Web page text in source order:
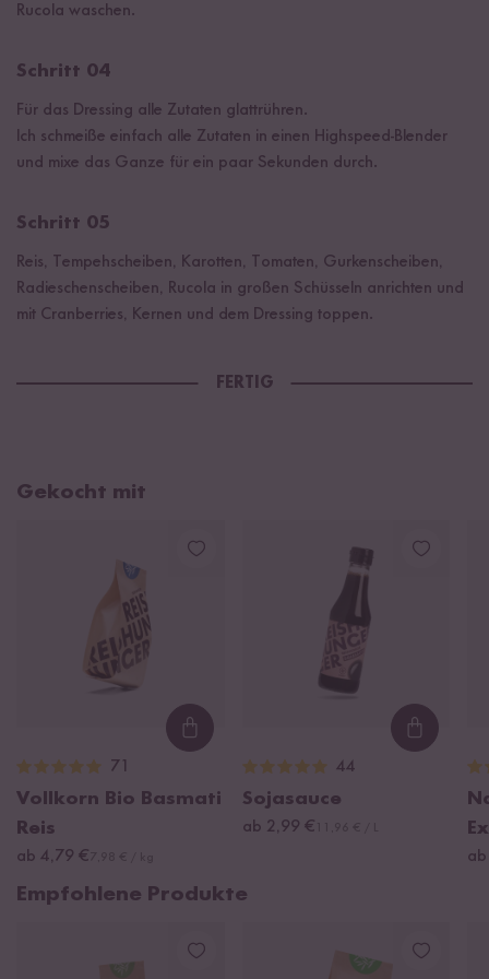
Rucola waschen.
Schritt 04
Für das Dressing alle Zutaten glattrühren.
Ich schmeiße einfach alle Zutaten in einen Highspeed-Blender
und mixe das Ganze für ein paar Sekunden durch.
Schritt 05
Reis, Tempehscheiben, Karotten, Tomaten, Gurkenscheiben,
Radieschenscheiben, Rucola in großen Schüsseln anrichten und
mit Cranberries, Kernen und dem Dressing toppen.
FERTIG
Gekocht mit
Loading...
71
Vollkorn Bio Basmati
Reis
ab 4,79 €
44
Sojasauce
ab 2,99 €
Empfohlene Produkte